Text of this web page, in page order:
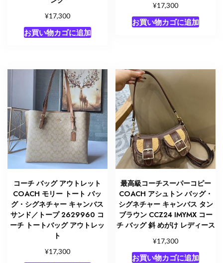
¥17,300
お買い物カゴに追加
¥17,300
お買い物カゴに追加
コーチ バッグ アウトレット
COACH モリー トート バッ
グ・シグネチャー キャンバス
サンド／トープ 2629960 コ
ーチ トートバッグ アウトレッ
ト
¥17,300
最高級コーチスーパーコピー
COACH アシュトン バッグ・
シグネチャー キャンバス タン
ブラウン CCZ24 IMYMX コー
チ バッグ 斜 めがけ レディース
¥17,300
お買い物カゴに追加